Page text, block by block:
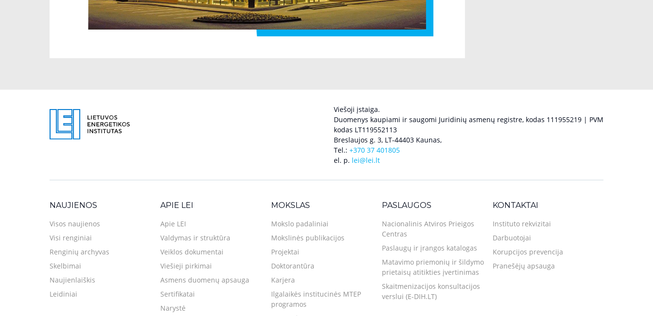
Viešoji įstaiga.
Duomenys kaupiami ir saugomi Juridinių asmenų registre, kodas 111955219 | PVM
kodas LT119552113
Breslaujos g. 3, LT-44403 Kaunas,
Tel.: +370 37 401805
el. p. lei@lei.lt
NAUJIENOS
Visos naujienos
Visi renginiai
Renginių archyvas
Skelbimai
Naujienlaiškis
Leidiniai
APIE LEI
Apie LEI
Valdymas ir struktūra
Veiklos dokumentai
Viešieji pirkimai
Asmens duomenų apsauga
Sertifikatai
Narystė
MOKSLAS
Mokslo padaliniai
Mokslinės publikacijos
Projektai
Doktorantūra
Karjera
Ilgalaikės institucinės MTEP
programos
PASLAUGOS
Nacionalinis Atviros Prieigos
Centras
Paslaugų ir įrangos katalogas
Matavimo priemonių ir šildymo
prietaisų atitikties įvertinimas
Skaitmenizacijos konsultacijos
verslui (E-DIH.LT)
KONTAKTAI
Instituto rekvizitai
Darbuotojai
Korupcijos prevencija
Pranešėjų apsauga